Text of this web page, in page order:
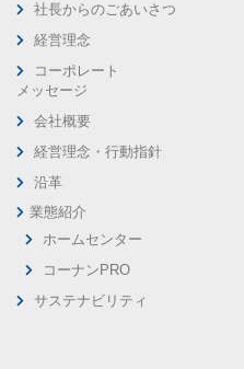
社長からのごあいさつ
経営理念
コーポレート
メッセージ
会社概要
経営理念・行動指針
沿革
業態紹介
ホームセンター
コーナンPRO
サステナビリティ